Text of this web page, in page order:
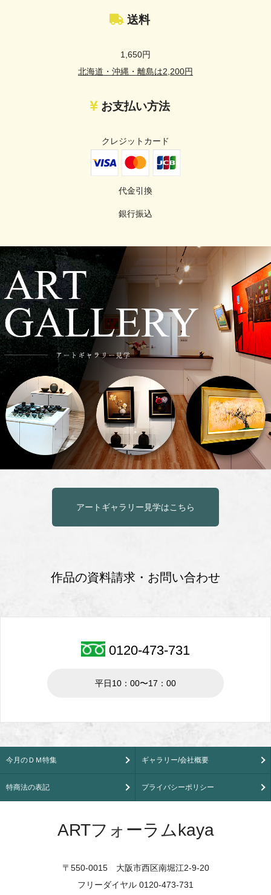
送料
1,650円
北海道・沖縄・離島は2,200円
お支払い方法
クレジットカード
代金引換
銀行振込
アートギャラリー見学はこちら
作品の資料請求・お問い合わせ
0120-473-731
平日10：00〜17：00
今月のＤＭ特集 ギャラリー/会社概要
特商法の表記 プライバシーポリシー
ARTフォーラムkaya
〒550-0015 大阪市西区南堀江2-9-20
フリーダイヤル 0120-473-731